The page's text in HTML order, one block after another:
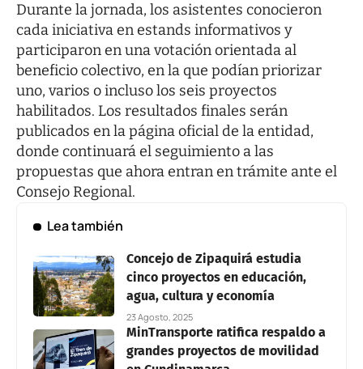
Durante la jornada, los asistentes conocieron
cada iniciativa en estands informativos y
participaron en una votación orientada al
beneficio colectivo, en la que podían priorizar
uno, varios o incluso los seis proyectos
habilitados. Los resultados finales serán
publicados en la página oficial de la entidad,
donde continuará el seguimiento a las
propuestas que ahora entran en trámite ante el
Consejo Regional.
Lea también
Concejo de Zipaquirá estudia
cinco proyectos en educación,
agua, cultura y economía
23 Agosto, 2025
MinTransporte ratifica respaldo a
grandes proyectos de movilidad